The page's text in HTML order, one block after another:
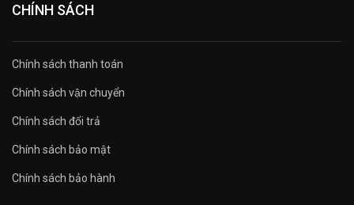
CHÍNH SÁCH
Chính sách thanh toán
Chính sách vận chuyển
Chính sách đổi trả
Chính sách bảo mật
Chính sách bảo hành